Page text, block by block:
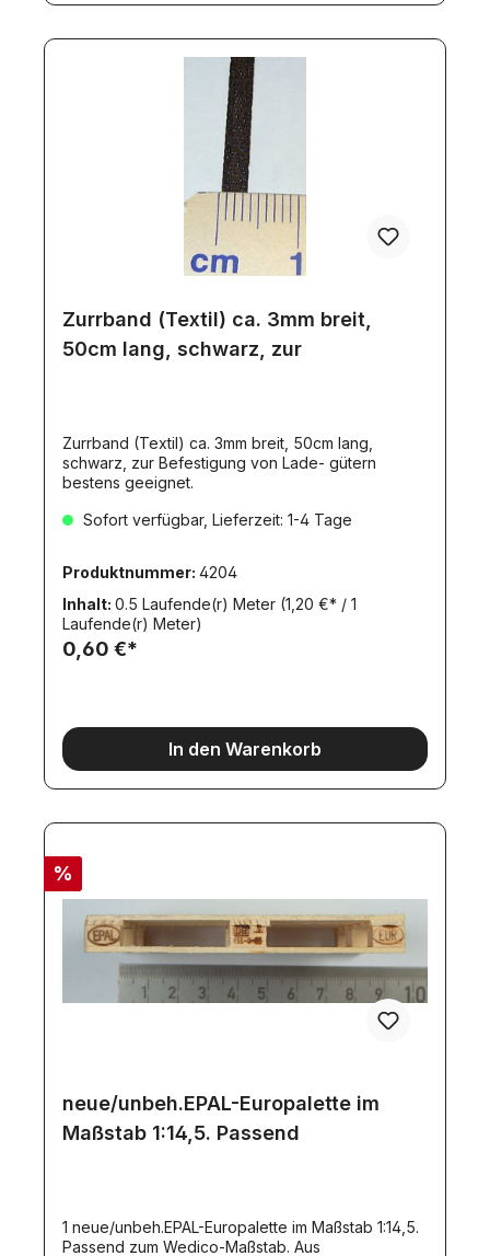
Zurrband (Textil) ca. 3mm breit,
50cm lang, schwarz, zur
Zurrband (Textil) ca. 3mm breit, 50cm lang,
schwarz, zur Befestigung von Lade- gütern
bestens geeignet.
Sofort verfügbar, Lieferzeit: 1-4 Tage
Produktnummer: 4204
Inhalt: 0.5 Laufende(r) Meter (1,20 €* / 1
Laufende(r) Meter)
0,60 €*
In den Warenkorb
%
neue/unbeh.EPAL-Europalette im
Maßstab 1:14,5. Passend
1 neue/unbeh.EPAL-Europalette im Maßstab 1:14,5.
Passend zum Wedico-Maßstab. Aus